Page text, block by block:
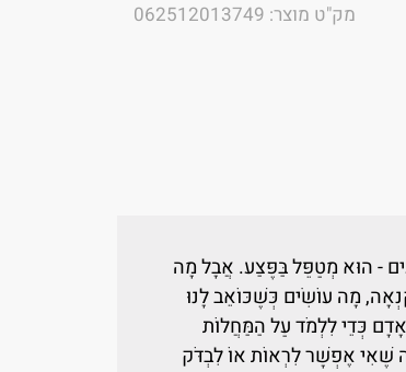
מק"ט מוצר: 062512013749
- הוּא מְטַפֵּל בַּפֶּצַע. אֲבָל מָה
מָה עוֹשִׂים כְּשֶׁכּוֹאֵב לָנוּ
כְּדֵי לִלְמֹד עַל הַמַּחֲלוֹת
שֶׁאִי אֶפְשָׁר לִרְאוֹת אוֹ לִבְדֹּק